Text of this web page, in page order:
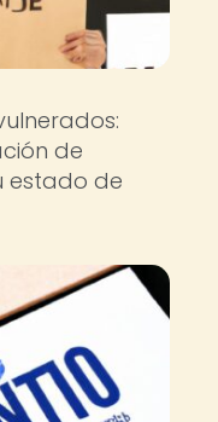
de
estado de